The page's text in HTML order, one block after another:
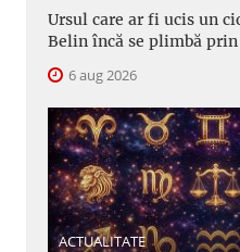
Ursul care ar fi ucis un
Belin încă se plimbă prin
6 aug 2026
ACTUALITATE